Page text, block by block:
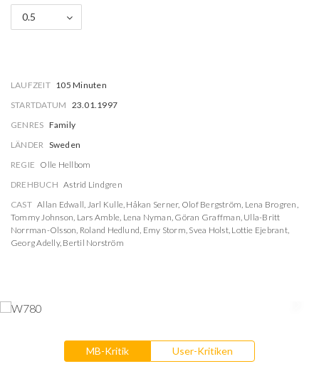
0.5
LAUFZEIT 105 Minuten
STARTDATUM 23.01.1997
GENRES Family
LÄNDER Sweden
REGIE Olle Hellbom
DREHBUCH Astrid Lindgren
CAST Allan Edwall, Jarl Kulle, Håkan Serner, Olof Bergström, Lena Brogren,
Tommy Johnson, Lars Amble, Lena Nyman, Göran Graffman, Ulla-Britt
Norrman-Olsson, Roland Hedlund, Emy Storm, Svea Holst, Lottie Ejebrant,
Georg Adelly, Bertil Norström
MB-Kritik User-Kritiken